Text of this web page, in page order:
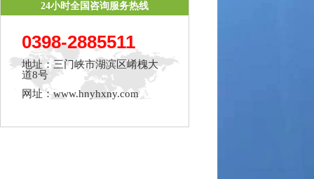
24小时全国咨询服务热线
0398-2885511
地址：三门峡市湖滨区崤槐大
道8号
网址：www.hnyhxny.com